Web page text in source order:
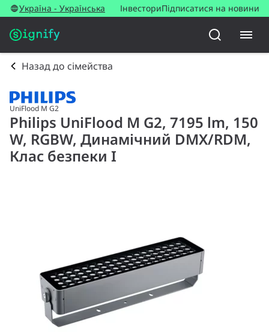
Україна - Українська ІнвесториПідписатися на новини
Назад до сімейства
UniFlood M G2
Philips UniFlood M G2, 7195 lm, 150
W, RGBW, Динамічний DMX/RDM,
Клас безпеки I